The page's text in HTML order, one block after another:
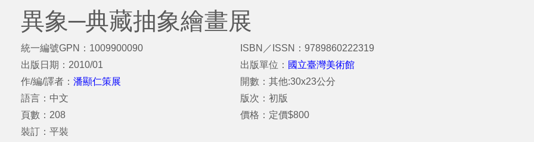
異象─典藏抽象繪畫展
統一編號GPN：1009900090
出版日期：2010/01
作/編/譯者： 潘顯仁策展
語言：中文
頁數：208
裝訂：平裝
ISBN／ISSN：9789860222319
出版單位： 國立臺灣美術館
開數：其他:30x23公分
版次：初版
價格：定價$800